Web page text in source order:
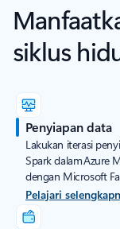
siklus
Penyiapan data
Lakukan iterasi
Spark dalam Azure
dengan Microsoft
Pelajari